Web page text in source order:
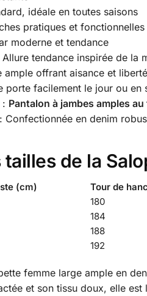
idéale en toutes saisons
pratiques et fonctionnelles
moderne et tendance
tendance inspirée de
ample offrant aisance et
porte facilement le jour ou
: Pantalon à jambes amples
Confectionnée en denim
tailles de la
(cm) Tour de
180
184
188
192
femme large ample en
et son tissu doux, elle